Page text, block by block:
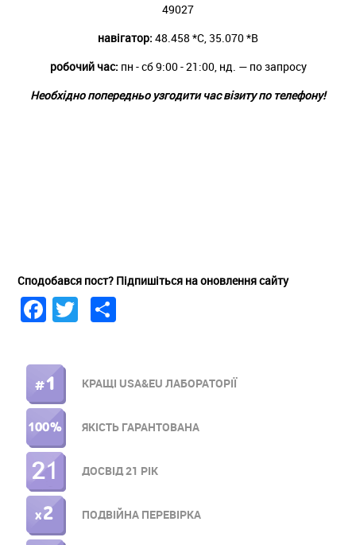
49027
навігатор: 48.458 *С, 35.070 *В
робочий час: пн - сб 9:00 - 21:00, нд. — по запросу
Необхідно попередньо узгодити час візиту по телефону!
Сподобався пост? Підпишіться на оновлення сайту
Facebook
Twitter
ПРАВОЕ
МЕНЮ
КРАЩІ USA&EU ЛАБОРАТОРІЇ
ЯКІСТЬ ГАРАНТОВАНА
ДОСВІД 21 РІК
ПОДВІЙНА ПЕРЕВІРКА